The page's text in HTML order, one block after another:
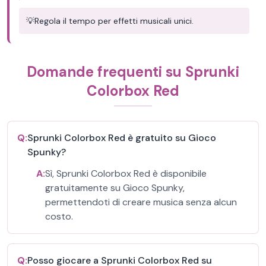
💡Regola il tempo per effetti musicali unici.
Domande frequenti su Sprunki
Colorbox Red
Q:Sprunki Colorbox Red è gratuito su Gioco
Spunky?
A:Sì, Sprunki Colorbox Red è disponibile
gratuitamente su Gioco Spunky,
permettendoti di creare musica senza alcun
costo.
Q:Posso giocare a Sprunki Colorbox Red su